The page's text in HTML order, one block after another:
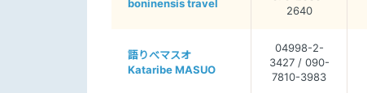
boninensis travel
2640
語りべマスオ
Kataribe MASUO
04998-2-
3427 / 090-
7810-3983